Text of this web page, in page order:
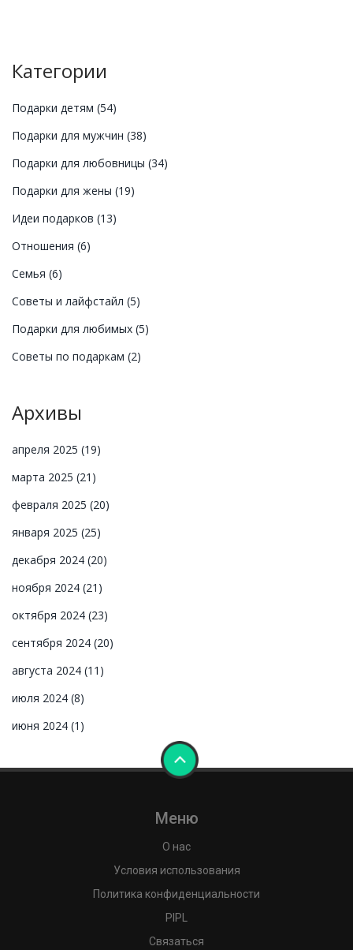
Категории
Подарки детям (54)
Подарки для мужчин (38)
Подарки для любовницы (34)
Подарки для жены (19)
Идеи подарков (13)
Отношения (6)
Семья (6)
Советы и лайфстайл (5)
Подарки для любимых (5)
Советы по подаркам (2)
Архивы
апреля 2025 (19)
марта 2025 (21)
февраля 2025 (20)
января 2025 (25)
декабря 2024 (20)
ноября 2024 (21)
октября 2024 (23)
сентября 2024 (20)
августа 2024 (11)
июля 2024 (8)
июня 2024 (1)
Меню
О нас
Условия использования
Политика конфиденциальности
PIPL
Связаться